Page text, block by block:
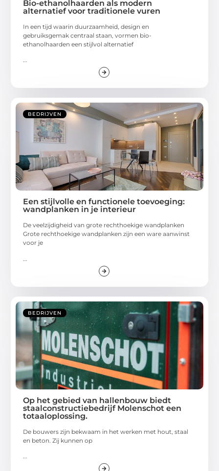
Bio-ethanolhaarden als modern
alternatief voor traditionele vuren
In een tijd waarin duurzaamheid, design en
gebruiksgemak centraal staan, vormen bio-
ethanolhaarden een stijlvol alternatief
...
BEDRIJVEN
Een stijlvolle en functionele toevoeging:
wandplanken in je interieur
De veelzijdigheid van grote rechthoekige wandplanken
Grote rechthoekige wandplanken zijn een ware aanwinst
voor je
BEDRIJVEN
Op het gebied van hallenbouw biedt
staalconstructiebedrijf Molenschot een
totaaloplossing.
De bouwers zijn bekwaam in het werken met hout, staal
en beton. Zij kunnen op